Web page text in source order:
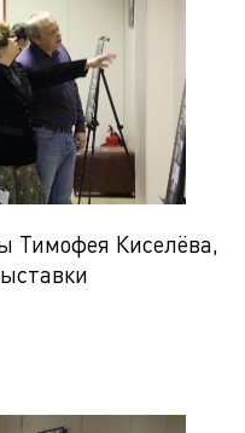
Тимофея Киселёва,